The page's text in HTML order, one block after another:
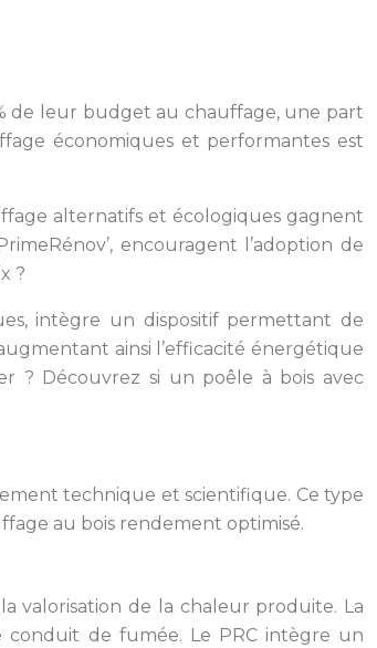
de leur budget au chauffage, une part
économiques et performantes est
alternatifs et écologiques gagnent
encouragent l’adoption de
?
intègre un dispositif permettant de
ainsi l’efficacité énergétique
? Découvrez si un poêle à bois avec
technique et scientifique. Ce type
au bois rendement optimisé.
valorisation de la chaleur produite. La
conduit de fumée. Le PRC intègre un